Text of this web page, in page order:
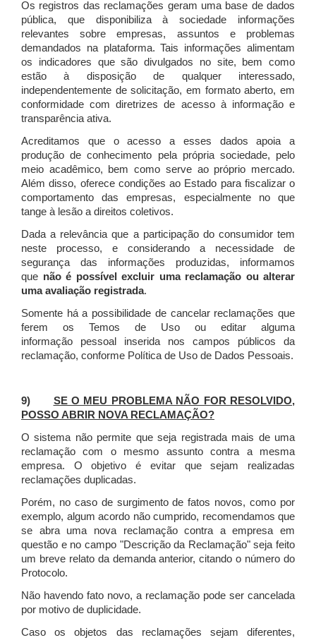
Os registros das reclamações geram uma base de dados
pública, que disponibiliza à sociedade informações
relevantes sobre empresas, assuntos e problemas
demandados na plataforma. Tais informações alimentam
os indicadores que são divulgados no site, bem como
estão à disposição de qualquer interessado,
independentemente de solicitação, em formato aberto, em
conformidade com diretrizes de acesso à informação e
transparência ativa.
Acreditamos que o acesso a esses dados apoia a
produção de conhecimento pela própria sociedade, pelo
meio acadêmico, bem como serve ao próprio mercado.
Além disso, oferece condições ao Estado para fiscalizar o
comportamento das empresas, especialmente no que
tange à lesão a direitos coletivos.
Dada a relevância que a participação do consumidor tem
neste processo, e considerando a necessidade de
segurança das informações produzidas, informamos
que não é possível excluir uma reclamação ou alterar
uma avaliação registrada.
Somente há a possibilidade de cancelar reclamações que
ferem os Temos de Uso ou editar alguma
informação pessoal inserida nos campos públicos da
reclamação, conforme Política de Uso de Dados Pessoais.
9) SE O MEU PROBLEMA NÃO FOR RESOLVIDO,
POSSO ABRIR NOVA RECLAMAÇÃO?
O sistema não permite que seja registrada mais de uma
reclamação com o mesmo assunto contra a mesma
empresa. O objetivo é evitar que sejam realizadas
reclamações duplicadas.
Porém, no caso de surgimento de fatos novos, como por
exemplo, algum acordo não cumprido, recomendamos que
se abra uma nova reclamação contra a empresa em
questão e no campo "Descrição da Reclamação" seja feito
um breve relato da demanda anterior, citando o número do
Protocolo.
Não havendo fato novo, a reclamação pode ser cancelada
por motivo de duplicidade.
Caso os objetos das reclamações sejam diferentes,